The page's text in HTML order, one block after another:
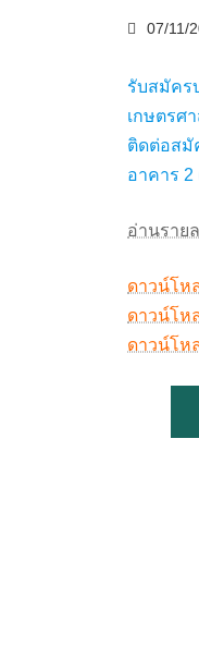
07/11/
รับสมัคร
เกษตรศ
ติดต่อสมั
อาคาร 2
อ่านราย
ดาวน์โห
ดาวน์โห
ดาวน์โห